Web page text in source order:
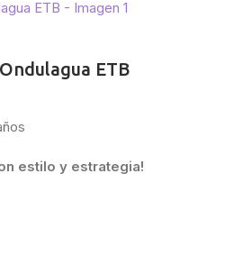
ETB
estilo y estrategia!